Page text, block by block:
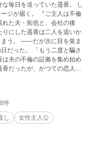
毎日を送っていた遥香。 し
ジが届く。 『ご主人は不倫
れた夫・拓也と、会社の後
にした遥香は二人を追いか
まう。 ――だが次に目を覚ま
だった。 「もう二度と騙さ
夫の不倫の証拠を集め始め
だったが、かつての恋人・
分自身の生き方と向き合う
で自分を選んだことがあっ
った一人の女性が、自分自
件
し
女性主人公